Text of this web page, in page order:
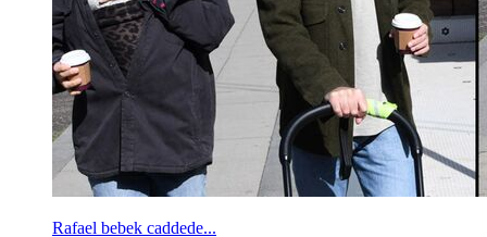
Rafael bebek caddede...